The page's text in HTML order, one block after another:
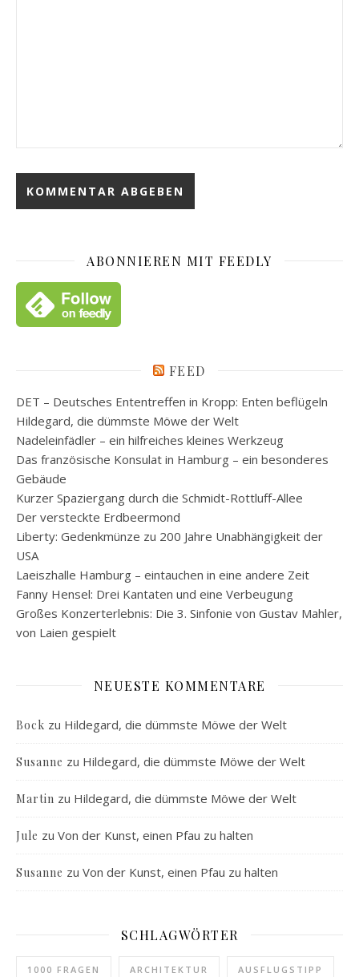
ABONNIEREN MIT FEEDLY
FEED
DET – Deutsches Ententreffen in Kropp: Enten beflügeln
Hildegard, die dümmste Möwe der Welt
Nadeleinfädler – ein hilfreiches kleines Werkzeug
Das französische Konsulat in Hamburg – ein besonderes
Gebäude
Kurzer Spaziergang durch die Schmidt-Rottluff-Allee
Der versteckte Erdbeermond
Liberty: Gedenkmünze zu 200 Jahre Unabhängigkeit der
USA
Laeiszhalle Hamburg – eintauchen in eine andere Zeit
Fanny Hensel: Drei Kantaten und eine Verbeugung
Großes Konzerterlebnis: Die 3. Sinfonie von Gustav Mahler,
von Laien gespielt
NEUESTE KOMMENTARE
Bock zu Hildegard, die dümmste Möwe der Welt
Susanne zu Hildegard, die dümmste Möwe der Welt
Martin zu Hildegard, die dümmste Möwe der Welt
Jule zu Von der Kunst, einen Pfau zu halten
Susanne zu Von der Kunst, einen Pfau zu halten
SCHLAGWÖRTER
1000 FRAGEN ARCHITEKTUR AUSFLUGSTIPP